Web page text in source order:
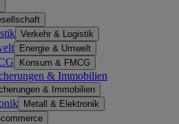
Verkehr & Logistik
Energie & Umwelt
Konsum & FMCG
& Immobilien
& Immobilien
Metall & Elektronik
commerce